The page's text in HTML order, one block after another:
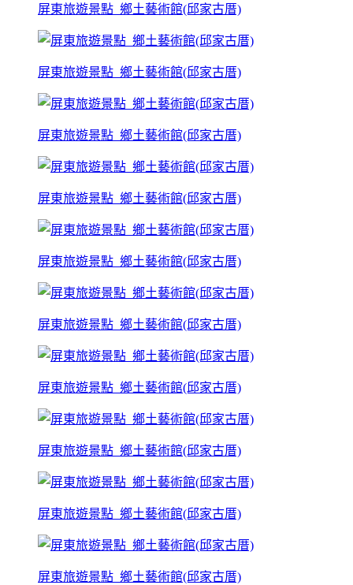
屏東旅遊景點_鄉土藝術館(邱家古厝)
屏東旅遊景點_鄉土藝術館(邱家古厝)
屏東旅遊景點_鄉土藝術館(邱家古厝)
屏東旅遊景點_鄉土藝術館(邱家古厝)
屏東旅遊景點_鄉土藝術館(邱家古厝)
屏東旅遊景點_鄉土藝術館(邱家古厝)
屏東旅遊景點_鄉土藝術館(邱家古厝)
屏東旅遊景點_鄉土藝術館(邱家古厝)
屏東旅遊景點_鄉土藝術館(邱家古厝)
屏東旅遊景點_鄉土藝術館(邱家古厝)